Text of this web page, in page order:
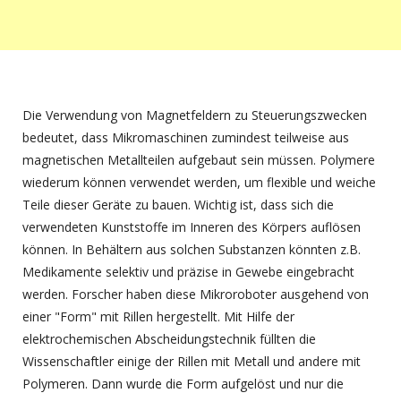
Die Verwendung von Magnetfeldern zu Steuerungszwecken
bedeutet, dass Mikromaschinen zumindest teilweise aus
magnetischen Metallteilen aufgebaut sein müssen. Polymere
wiederum können verwendet werden, um flexible und weiche
Teile dieser Geräte zu bauen. Wichtig ist, dass sich die
verwendeten Kunststoffe im Inneren des Körpers auflösen
können. In Behältern aus solchen Substanzen könnten z.B.
Medikamente selektiv und präzise in Gewebe eingebracht
werden. Forscher haben diese Mikroroboter ausgehend von
einer "Form" mit Rillen hergestellt. Mit Hilfe der
elektrochemischen Abscheidungstechnik füllten die
Wissenschaftler einige der Rillen mit Metall und andere mit
Polymeren. Dann wurde die Form aufgelöst und nur die